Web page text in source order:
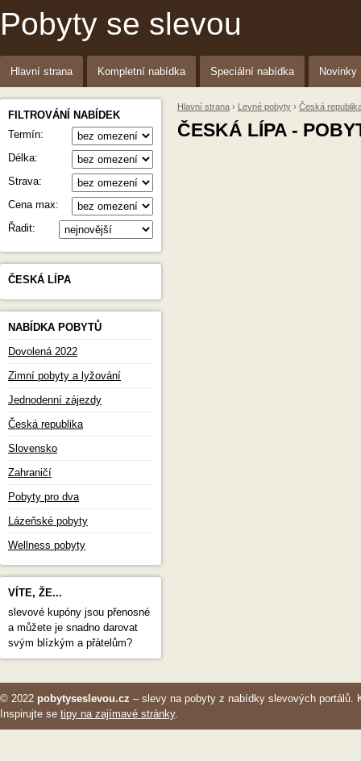
Pobyty se slevou
Hlavní strana Kompletní nabídka Speciální nabídka Novinky
Hlavní strana › Levné pobyty › Česká
ČESKÁ LÍPA -
FILTROVÁNÍ NABÍDEK
Termín:
Délka:
Strava:
Cena max:
Řadit:
ČESKÁ LÍPA
NABÍDKA POBYTŮ
Dovolená 2022
Zimní pobyty a lyžování
Jednodenní zájezdy
Česká republika
Slovensko
Zahraničí
Pobyty pro dva
Lázeňské pobyty
Wellness pobyty
VÍTE, ŽE...
slevové kupóny jsou přenosné
a můžete je snadno darovat
svým blízkým a přátelům?
© 2022 pobytyseslevou.cz – slevy na pobyty z nabídky slevových portálů.
Inspirujte se tipy na zajímavé stránky.